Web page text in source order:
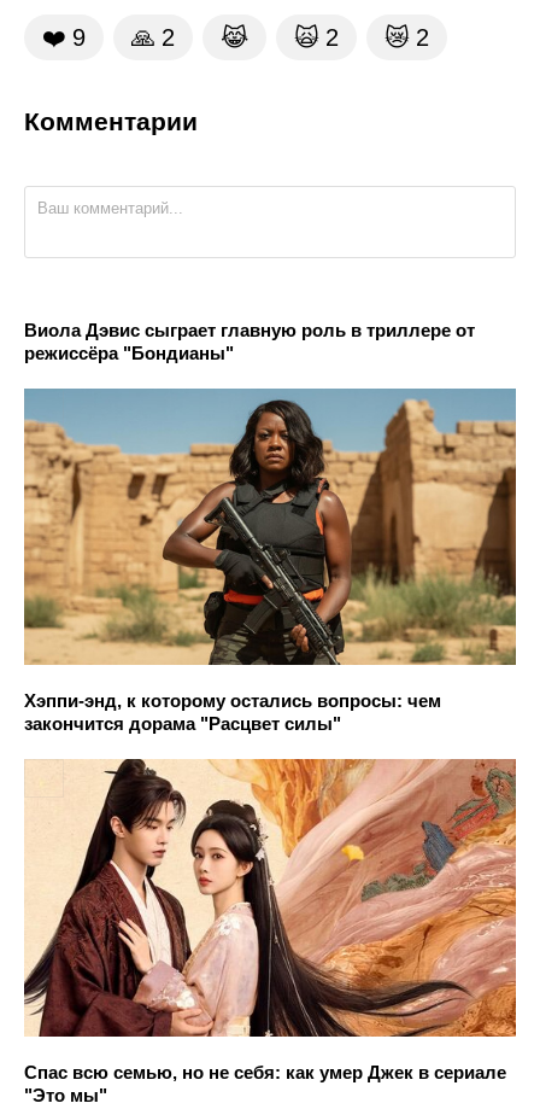
❤️ 9 🙏 2 😹 🙀 2 😿 2
Комментарии
Виола Дэвис сыграет главную роль в триллере от
режиссёра "Бондианы"
Хэппи-энд, к которому остались вопросы: чем
закончится дорама "Расцвет силы"
Спас всю семью, но не себя: как умер Джек в сериале
"Это мы"